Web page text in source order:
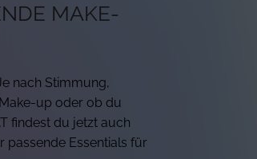
MAKE-
nach Stimmung,
up oder ob du
findest du jetzt auch
passende Essentials für